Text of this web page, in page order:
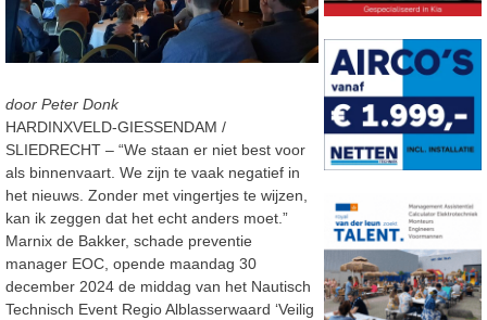
door Peter Donk
HARDINXVELD-GIESSENDAM /
SLIEDRECHT – “We staan er niet best voor
als binnenvaart. We zijn te vaak negatief in
het nieuws. Zonder met vingertjes te wijzen,
kan ik zeggen dat het echt anders moet.”
Marnix de Bakker, schade preventie
manager EOC, opende maandag 30
december 2024 de middag van het Nautisch
Technisch Event Regio Alblasserwaard ‘Veilig